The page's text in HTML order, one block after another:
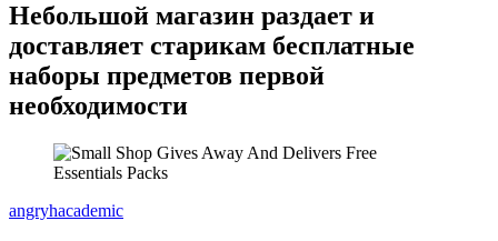
Небольшой магазин раздает и
доставляет старикам бесплатные
наборы предметов первой
необходимости
angryhacademic